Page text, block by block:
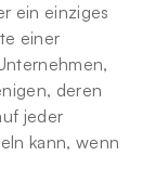
ein einziges
einer
jeder
kann, wenn